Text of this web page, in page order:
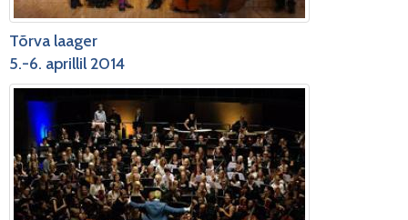
Tõrva laager
5.-6. aprillil 2014